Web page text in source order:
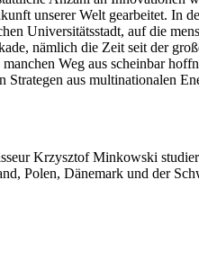
unserer Welt gearbeitet. In
Universitätsstadt, auf die
nämlich die Zeit seit der
Weg aus scheinbar
aus multinationalen
Krzysztof Minkowski
Polen, Dänemark und der